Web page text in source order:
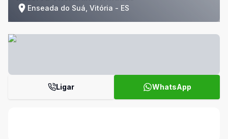
Enseada do Suá, Vitória - ES
Ligar WhatsApp